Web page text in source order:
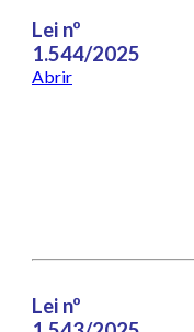
Lei nº
1.544/2025
Abrir
Lei nº